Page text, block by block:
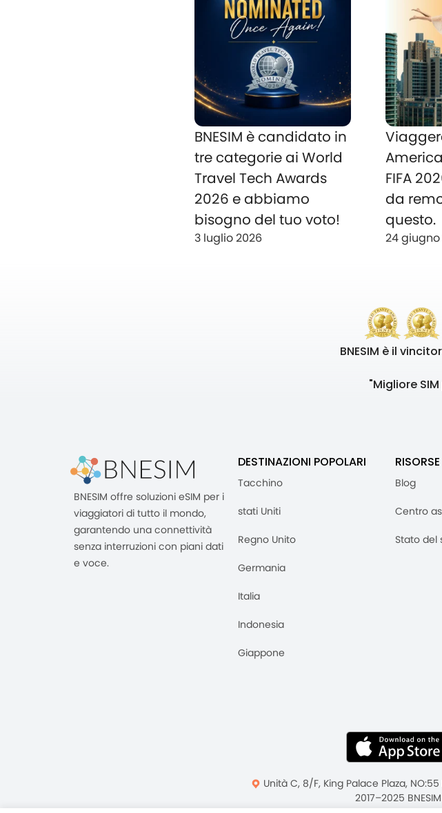
BNESIM è candidato in
tre categorie ai World
Travel Tech Awards
2026 e abbiamo
bisogno del tuo voto!
3 luglio 2026
FIFA
da
questo.
24 giugno
BNESIM è il
"Migliore
BNESIM offre soluzioni eSIM per i
viaggiatori di tutto il mondo,
garantendo una connettività
senza interruzioni con piani dati
e voce.
DESTINAZIONI POPOLARI
Tacchino
stati Uniti
Regno Unito
Germania
Italia
Indonesia
Giappone
RISORSE
Blog
Centro
Stato del
Unità C, 8/F, King Palace Plaza,
2017–2025